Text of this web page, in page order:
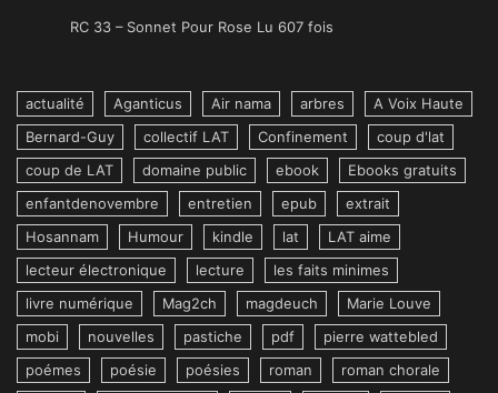
RC 33 – Sonnet Pour Rose Lu 607 fois
actualité Aganticus Air nama arbres
A Voix Haute
Bernard-Guy
collectif LAT Confinement
coup d'lat
coup de LAT
domaine public ebook
Ebooks gratuits
enfantdenovembre
entretien epub
extrait
Hosannam
Humour kindle lat
LAT aime
lecteur électronique
lecture
les faits minimes
livre numérique
Mag2ch magdeuch
Marie Louve
mobi
nouvelles pastiche pdf
pierre wattebled
poémes
poésie poésies roman
roman chorale